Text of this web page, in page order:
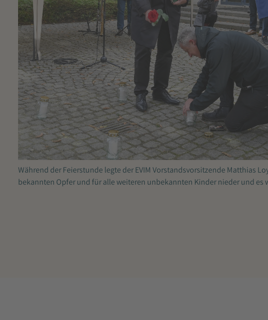
Während der Feierstunde legte der EVIM Vorstandsvorsitzende Matthias
bekannten Opfer und für alle weiteren unbekannten Kinder nieder und es